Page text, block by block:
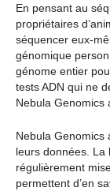
En pensant au
propriétaires
séquencer eux-
génomique
génome entier
tests ADN qui ne
Nebula Genomics
Nebula Genomics
leurs données. La
régulièrement
permettent d’en